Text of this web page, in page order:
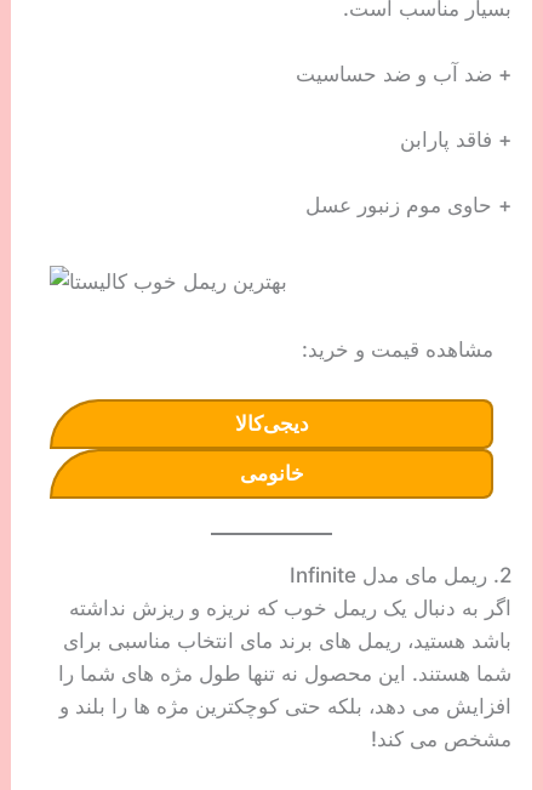
بسیار مناسب است.
+ ضد آب و ضد حساسیت
+ فاقد پارابن
+ حاوی موم زنبور عسل
مشاهده قیمت و خرید:
دیجی‌کالا
خانومی
2. ریمل مای مدل Infinite
اگر به دنبال یک ریمل خوب که نریزه و ریزش نداشته
باشد هستید، ریمل های برند مای انتخاب مناسبی برای
شما هستند. این محصول نه تنها طول مژه های شما را
افزایش می دهد، بلکه حتی کوچکترین مژه ها را بلند و
مشخص می کند!